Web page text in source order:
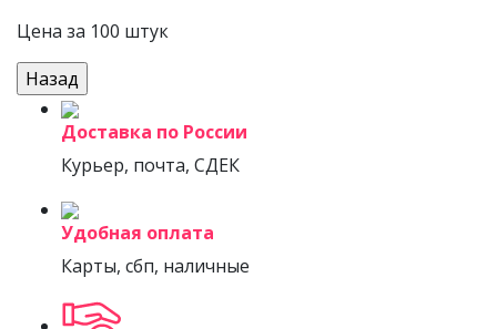
Цена за 100 штук
Доставка по России
Курьер, почта, СДЕК
Удобная оплата
Карты, сбп, наличные